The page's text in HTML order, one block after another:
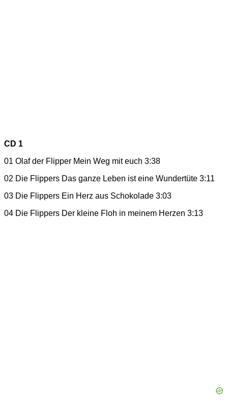
CD 1
01 Olaf der Flipper Mein Weg mit euch 3:38
02 Die Flippers Das ganze Leben ist eine Wundertüte 3:11
03 Die Flippers Ein Herz aus Schokolade 3:03
04 Die Flippers Der kleine Floh in meinem Herzen 3:13